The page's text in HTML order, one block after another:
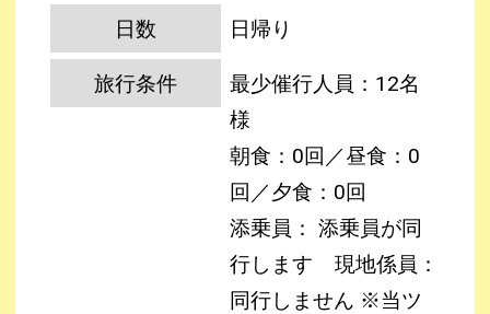
日数 日帰り
旅行条件
最少催行人員：12名
様
朝食：0回／昼食：0
回／夕食：0回
添乗員： 添乗員が同
行します
現地係員：
同行しません ※当ツ